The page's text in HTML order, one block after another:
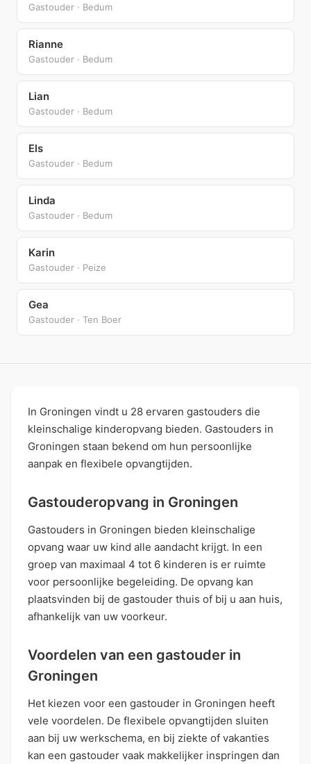
Gastouder · Bedum
Rianne
Gastouder · Bedum
Lian
Gastouder · Bedum
Els
Gastouder · Bedum
Linda
Gastouder · Bedum
Karin
Gastouder · Peize
Gea
Gastouder · Ten Boer
In Groningen vindt u 28 ervaren gastouders die
kleinschalige kinderopvang bieden. Gastouders in
Groningen staan bekend om hun persoonlijke
aanpak en flexibele opvangtijden.
Gastouderopvang in Groningen
Gastouders in Groningen bieden kleinschalige
opvang waar uw kind alle aandacht krijgt. In een
groep van maximaal 4 tot 6 kinderen is er ruimte
voor persoonlijke begeleiding. De opvang kan
plaatsvinden bij de gastouder thuis of bij u aan huis,
afhankelijk van uw voorkeur.
Voordelen van een gastouder in
Groningen
Het kiezen voor een gastouder in Groningen heeft
vele voordelen. De flexibele opvangtijden sluiten
aan bij uw werkschema, en bij ziekte of vakanties
kan een gastouder vaak makkelijker inspringen dan